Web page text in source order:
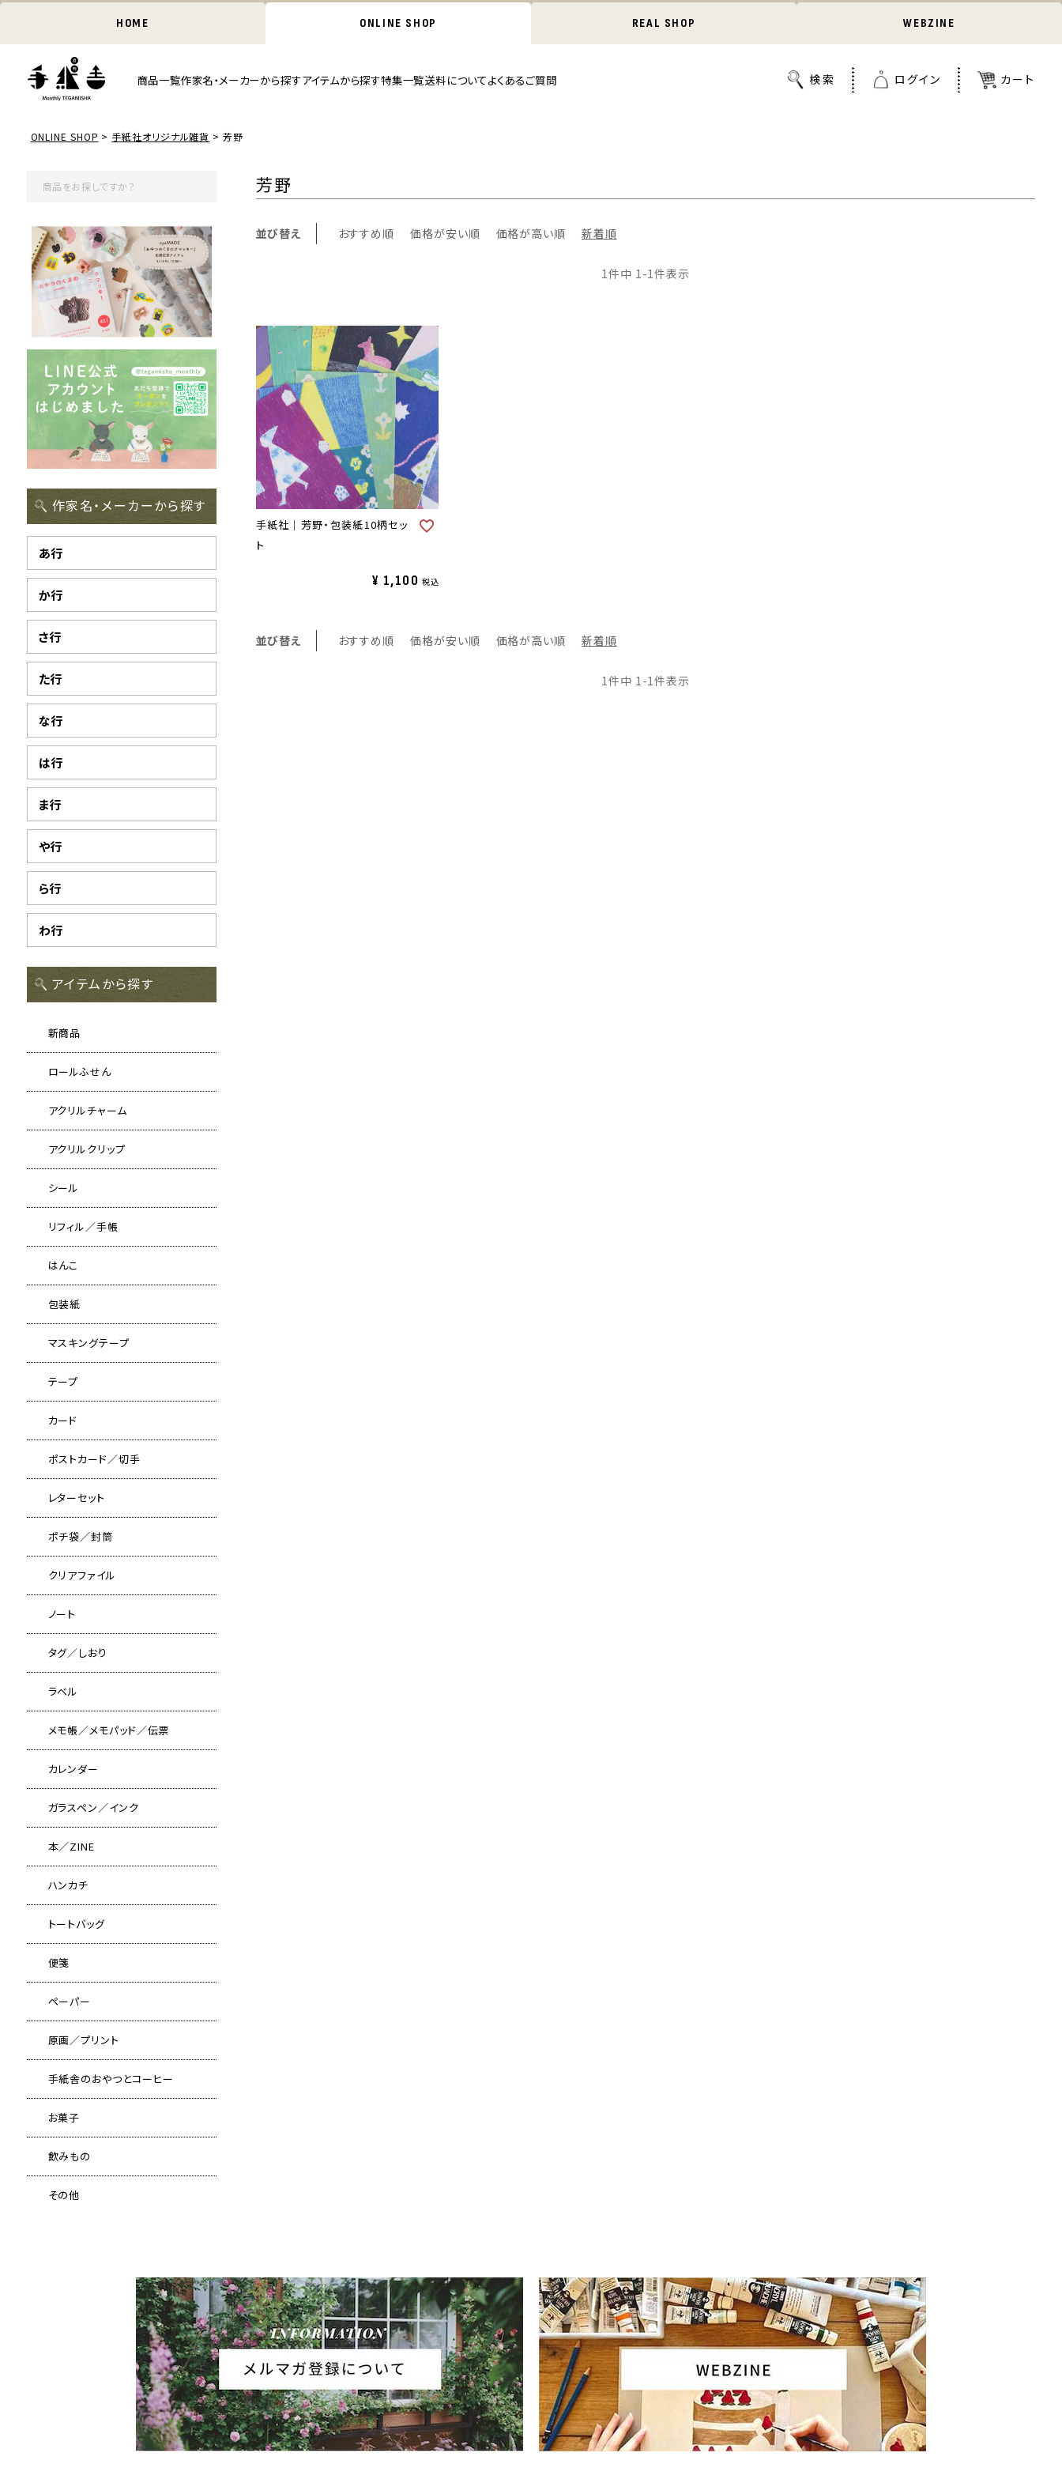
HOME ONLINE SHOP REAL SHOP WEBZINE
商品一覧作家名・メーカーから探すアイテムから探す特集一覧送料についてよくあるご質問
ONLINE SHOP 手紙社オリジナル雑貨 芳野
作家名・メーカーから探す
あ行
か行
さ行
た行
な行
は行
ま行
や行
ら行
わ行
アイテムから探す
新商品
ロールふせん
アクリルチャーム
アクリルクリップ
シール
リフィル／手帳
はんこ
包装紙
マスキングテープ
テープ
カード
ポストカード／切手
レターセット
ポチ袋／封筒
クリアファイル
ノート
タグ／しおり
ラベル
メモ帳／メモパッド／伝票
カレンダー
ガラスペン／インク
本／ZINE
ハンカチ
トートバッグ
便箋
ペーパー
原画／プリント
手紙舎のおやつとコーヒー
お菓子
飲みもの
その他
芳野
並び替え おすすめ順 価格が安い順 価格が高い順 新着順
1件中 1-1件表示
手紙社｜芳野・包装紙10柄セッ
ト
¥ 1,100 税込
並び替え おすすめ順 価格が安い順 価格が高い順 新着順
1件中 1-1件表示